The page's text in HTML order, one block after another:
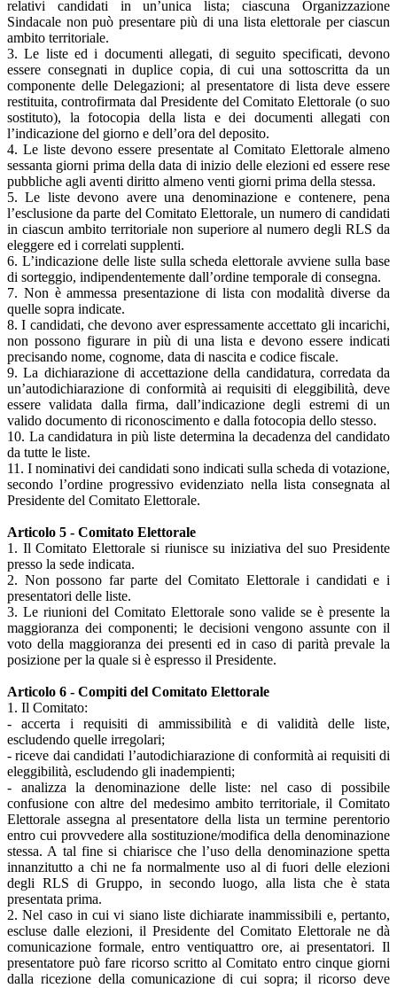
relativi candidati in un’unica lista; ciascuna Organizzazione
Sindacale non può presentare più di una lista elettorale per ciascun
ambito territoriale.
3. Le liste ed i documenti allegati, di seguito specificati, devono
essere consegnati in duplice copia, di cui una sottoscritta da un
componente delle Delegazioni; al presentatore di lista deve essere
restituita, controfirmata dal Presidente del Comitato Elettorale (o suo
sostituto), la fotocopia della lista e dei documenti allegati con
l’indicazione del giorno e dell’ora del deposito.
4. Le liste devono essere presentate al Comitato Elettorale almeno
sessanta giorni prima della data di inizio delle elezioni ed essere rese
pubbliche agli aventi diritto almeno venti giorni prima della stessa.
5. Le liste devono avere una denominazione e contenere, pena
l’esclusione da parte del Comitato Elettorale, un numero di candidati
in ciascun ambito territoriale non superiore al numero degli RLS da
eleggere ed i correlati supplenti.
6. L’indicazione delle liste sulla scheda elettorale avviene sulla base
di sorteggio, indipendentemente dall’ordine temporale di consegna.
7. Non è ammessa presentazione di lista con modalità diverse da
quelle sopra indicate.
8. I candidati, che devono aver espressamente accettato gli incarichi,
non possono figurare in più di una lista e devono essere indicati
precisando nome, cognome, data di nascita e codice fiscale.
9. La dichiarazione di accettazione della candidatura, corredata da
un’autodichiarazione di conformità ai requisiti di eleggibilità, deve
essere validata dalla firma, dall’indicazione degli estremi di un
valido documento di riconoscimento e dalla fotocopia dello stesso.
10. La candidatura in più liste determina la decadenza del candidato
da tutte le liste.
11. I nominativi dei candidati sono indicati sulla scheda di votazione,
secondo l’ordine progressivo evidenziato nella lista consegnata al
Presidente del Comitato Elettorale.
Articolo 5 - Comitato Elettorale
1. Il Comitato Elettorale si riunisce su iniziativa del suo Presidente
presso la sede indicata.
2. Non possono far parte del Comitato Elettorale i candidati e i
presentatori delle liste.
3. Le riunioni del Comitato Elettorale sono valide se è presente la
maggioranza dei componenti; le decisioni vengono assunte con il
voto della maggioranza dei presenti ed in caso di parità prevale la
posizione per la quale si è espresso il Presidente.
Articolo 6 - Compiti del Comitato Elettorale
1. Il Comitato:
- accerta i requisiti di ammissibilità e di validità delle liste,
escludendo quelle irregolari;
- riceve dai candidati l’autodichiarazione di conformità ai requisiti di
eleggibilità, escludendo gli inadempienti;
- analizza la denominazione delle liste: nel caso di possibile
confusione con altre del medesimo ambito territoriale, il Comitato
Elettorale assegna al presentatore della lista un termine perentorio
entro cui provvedere alla sostituzione/modifica della denominazione
stessa. A tal fine si chiarisce che l’uso della denominazione spetta
innanzitutto a chi ne fa normalmente uso al di fuori delle elezioni
degli RLS di Gruppo, in secondo luogo, alla lista che è stata
presentata prima.
2. Nel caso in cui vi siano liste dichiarate inammissibili e, pertanto,
escluse dalle elezioni, il Presidente del Comitato Elettorale ne dà
comunicazione formale, entro ventiquattro ore, ai presentatori. Il
presentatore può fare ricorso scritto al Comitato entro cinque giorni
dalla ricezione della comunicazione di cui sopra; il ricorso deve